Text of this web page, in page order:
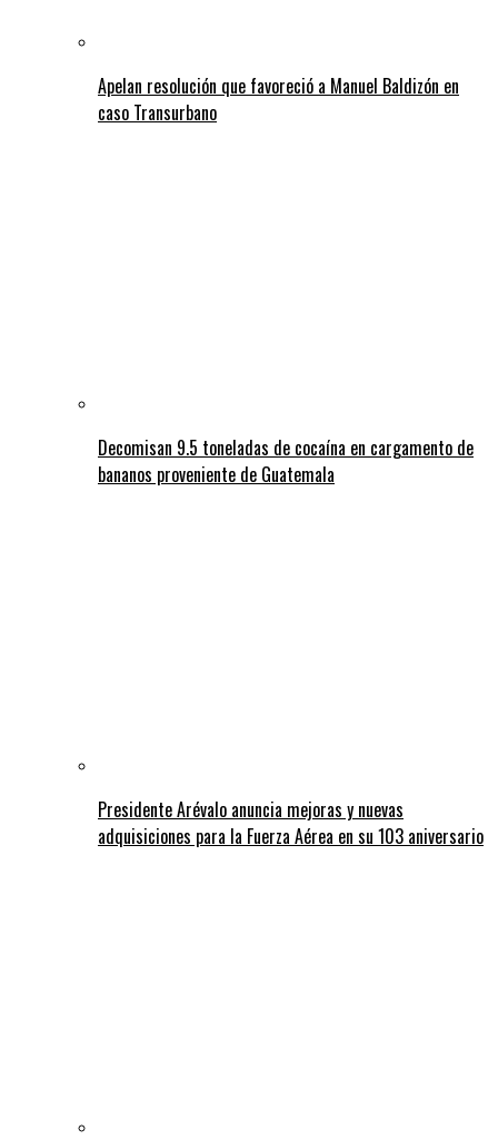
Apelan resolución que favoreció a Manuel Baldizón en
caso Transurbano
Decomisan 9.5 toneladas de cocaína en cargamento de
bananos proveniente de Guatemala
Presidente Arévalo anuncia mejoras y nuevas
adquisiciones para la Fuerza Aérea en su 103 aniversario